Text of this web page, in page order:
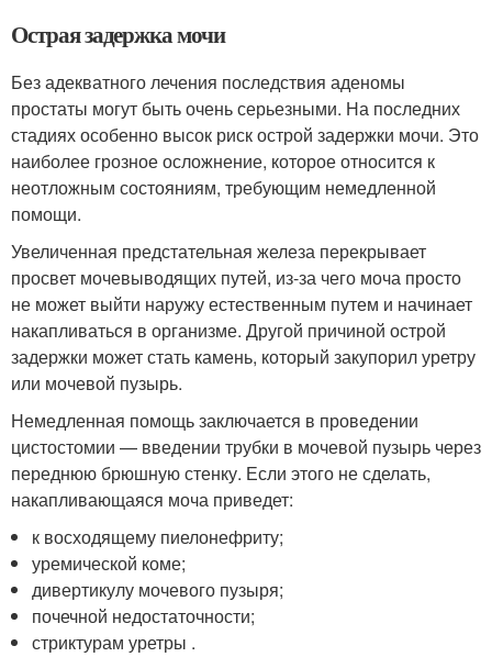
Острая задержка мочи
Без адекватного лечения последствия аденомы
простаты могут быть очень серьезными. На последних
стадиях особенно высок риск острой задержки мочи. Это
наиболее грозное осложнение, которое относится к
неотложным состояниям, требующим немедленной
помощи.
Увеличенная предстательная железа перекрывает
просвет мочевыводящих путей, из-за чего моча просто
не может выйти наружу естественным путем и начинает
накапливаться в организме. Другой причиной острой
задержки может стать камень, который закупорил уретру
или мочевой пузырь.
Немедленная помощь заключается в проведении
цистостомии — введении трубки в мочевой пузырь через
переднюю брюшную стенку. Если этого не сделать,
накапливающаяся моча приведет:
к восходящему пиелонефриту;
уремической коме;
дивертикулу мочевого пузыря;
почечной недостаточности;
стриктурам уретры .